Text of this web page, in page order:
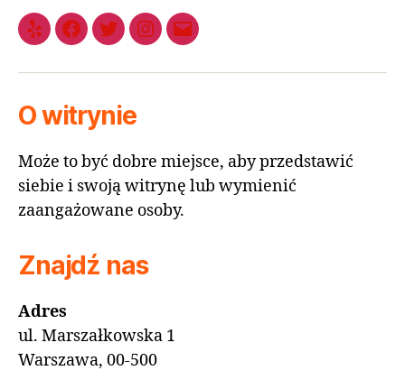
O witrynie
Może to być dobre miejsce, aby przedstawić
siebie i swoją witrynę lub wymienić
zaangażowane osoby.
Znajdź nas
Adres
ul. Marszałkowska 1
Warszawa, 00-500